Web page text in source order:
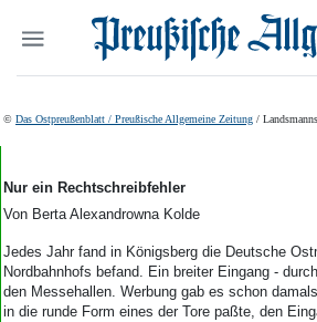
Politik
Gesellschaft
Geschichte
Ostpreußen
Pommern
Suchen und finden
© Das Ostpreußenblatt / Preußische Allgemeine Zeitung /
Nur ein Rechtschreibfehler
Von Berta Alexandrowna Kolde
Jedes Jahr fand in Königsberg die Deutsche
Nordbahnhofs befand. Ein breiter Eingang -
den Messehallen. Werbung gab es schon
in die runde Form eines der Tore paßte, den